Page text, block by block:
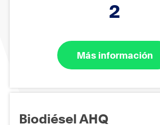
2
Más información
Biodiésel AHQ